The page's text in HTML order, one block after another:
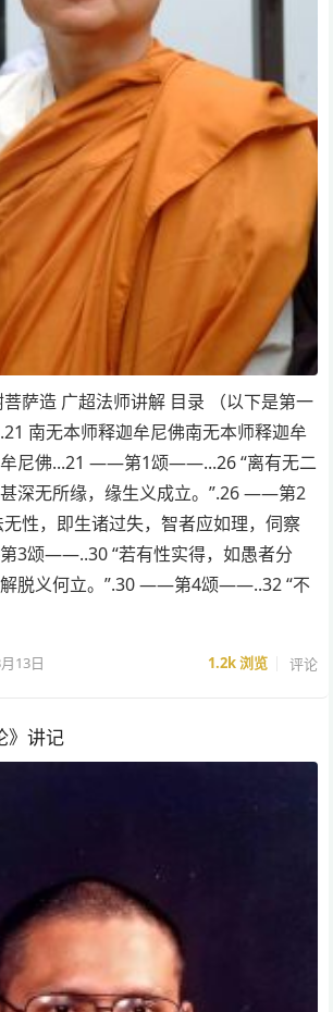
萨造 广超法师讲解 目录 （以下是第一
南无本师释迦牟尼佛南无本师释迦牟
牟尼佛...21 ——第1颂——...26 “离有无二
深无所缘，缘生义成立。”.26 ——第2
性，即生诸过失，智者应如理，伺察
3颂——..30 “若有性实得，如愚者分
解脱义何立。”.30 ——第4颂——..32 “不
13日 1.2k浏览 评论
》讲记